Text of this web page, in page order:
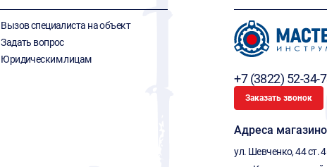
Вызов специалиста на объект
Задать вопрос
Юридическим лицам
+7 (3822) 52-34-
Заказать звонок
Адреса
ул. Шевченко, 44 ст.